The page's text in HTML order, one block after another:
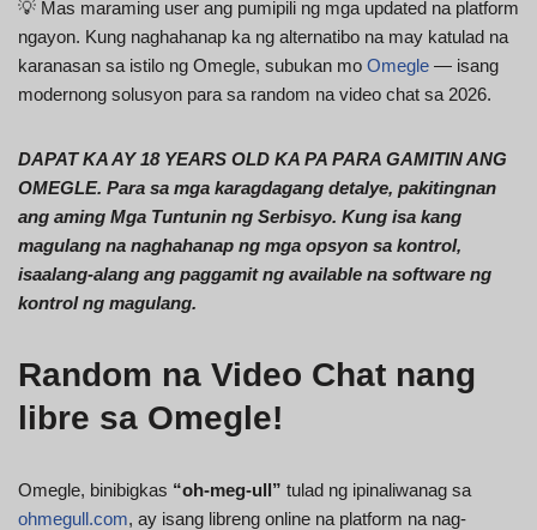
💡 Mas maraming user ang pumipili ng mga updated na platform
ngayon. Kung naghahanap ka ng alternatibo na may katulad na
karanasan sa istilo ng Omegle, subukan mo Omegle — isang
modernong solusyon para sa random na video chat sa 2026.
DAPAT KA AY 18 YEARS OLD KA PA PARA GAMITIN ANG
OMEGLE. Para sa mga karagdagang detalye, pakitingnan
ang aming Mga Tuntunin ng Serbisyo. Kung isa kang
magulang na naghahanap ng mga opsyon sa kontrol,
isaalang-alang ang paggamit ng available na software ng
kontrol ng magulang.
Random na Video Chat nang
libre sa Omegle!
Omegle, binibigkas “oh-meg-ull” tulad ng ipinaliwanag sa
ohmegull.com, ay isang libreng online na platform na nag-